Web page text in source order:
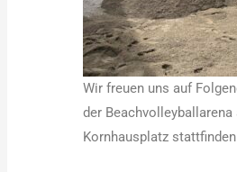
Wir freuen uns auf
der Beachvolleyballarena
Kornhausplatz